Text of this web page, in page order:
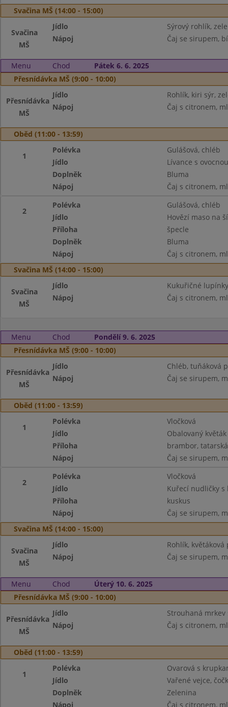
Svačina MŠ (14:00 - 15:00)
Svačina
MŠ
Jídlo
Sýrový rohlík,
Nápoj
Čaj se sirupem,
Menu Chod
Pátek 6. 6. 2025
Přesnídávka MŠ (9:00 - 10:00)
Přesnídávka
MŠ
Jídlo
Rohlík, kiri sýr,
Nápoj
Čaj s citronem,
Oběd (11:00 - 13:59)
1
Polévka
Gulášová, chléb
Jídlo
Lívance s
Doplněk
Bluma
Nápoj
Čaj s citronem,
2
Polévka
Gulášová, chléb
Jídlo
Hovězí maso na
Příloha
špecle
Doplněk
Bluma
Nápoj
Čaj s citronem,
Svačina MŠ (14:00 - 15:00)
Svačina
MŠ
Jídlo
Kukuřičné
Nápoj
Čaj s citronem,
Menu Chod
Pondělí 9. 6. 2025
Přesnídávka MŠ (9:00 - 10:00)
Přesnídávka
MŠ
Jídlo
Chléb, tuňáková
Nápoj
Čaj se sirupem,
Oběd (11:00 - 13:59)
1
Polévka
Vločková
Jídlo
Obalovaný květák
Příloha
brambor,
Nápoj
Čaj se sirupem,
2
Polévka
Vločková
Jídlo
Kuřecí nudličky s
Příloha
kuskus
Nápoj
Čaj se sirupem,
Svačina MŠ (14:00 - 15:00)
Svačina
MŠ
Jídlo
Rohlík, květáková
Nápoj
Čaj se sirupem,
Menu Chod
Úterý 10. 6. 2025
Přesnídávka MŠ (9:00 - 10:00)
Přesnídávka
MŠ
Jídlo
Strouhaná mrkev
Nápoj
Čaj s citronem,
Oběd (11:00 - 13:59)
1
Polévka
Ovarová s
Jídlo
Vařené vejce,
Doplněk
Zelenina
Nápoj
Čaj s citronem,